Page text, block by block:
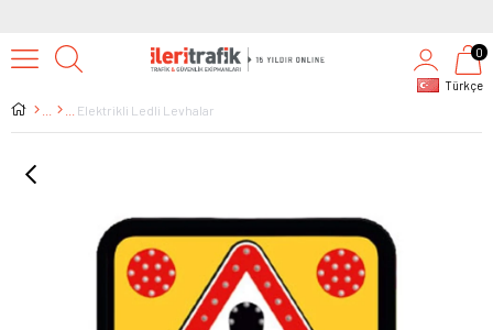
Türkçe
0
Elektrikli Ledli Levhalar